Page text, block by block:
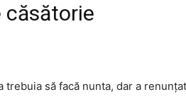
căsătorie
trebuia să facă nunta, dar a